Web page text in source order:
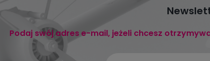
Podaj swój adres e-mail, jeżeli chcesz